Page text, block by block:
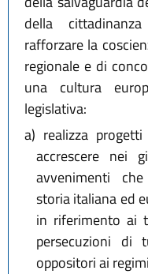
della
rafforzare la
regionale e di
una cultura
legislativa:
a) realizza
accrescere nei
avvenimenti
storia italiana ed
in riferimento ai
persecuzioni di
oppositori ai